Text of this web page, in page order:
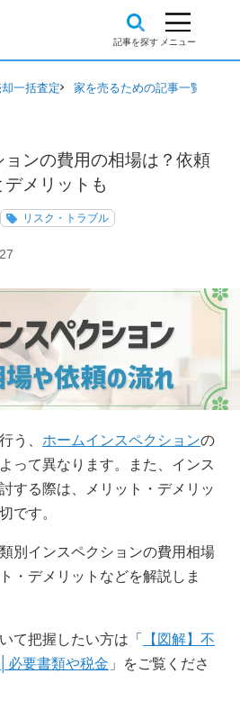
一括査定 家を売るための記事一覧
ンの費用の相場は？依頼
メリットも
リスク・トラブル
う、 ホームインスペクションの
って異なります。また、インス
する際は、メリット・デメリッ
です。
別インスペクションの費用相場
・デメリットなどを解説しま
て把握したい方は「
【図解】不
必要書類や税金 」をご覧くださ